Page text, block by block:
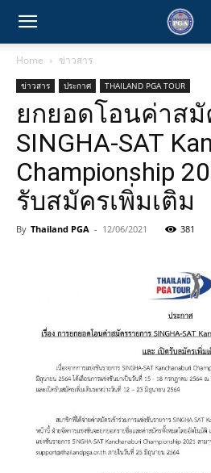
Home ข่าวสาร
ข่าวสาร ประกาศ THAILAND PGA TOUR
ยกยอดโอนค่าสมั
SINGHA-SAT
Championship
รับสมัครเพิ่มเติม
By Thailand PGA - 12/06/2021 381